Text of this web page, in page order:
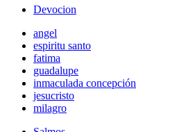
Devocion
angel
espiritu santo
fatima
guadalupe
inmaculada concepción
jesucristo
milagro